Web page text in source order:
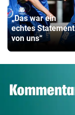
„Das war ein
echtes Statement
von uns“